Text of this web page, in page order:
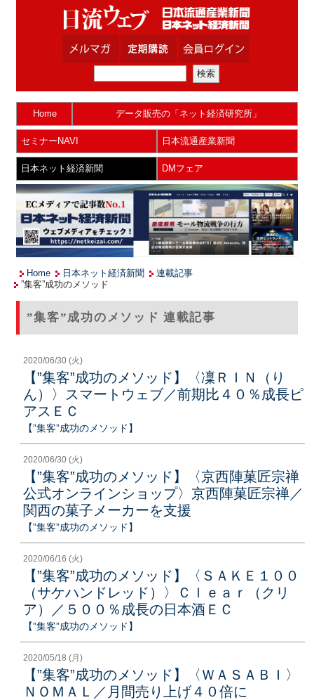
Home データ販売の「ネット経済研究所」
セミナーNAVI 日本流通産業新聞
日本ネット経済新聞 DMフェア
Home 日本ネット経済新聞
連載記事
”集客”成功のメソッド
”集客”成功のメソッド 連載記事
2020/06/30 (火)
【”集客”成功のメソッド】〈凜ＲＩＮ（り
ん）〉スマートウェブ／前期比４０％成長ピ
アスＥＣ
【”集客”成功のメソッド】
2020/06/30 (火)
【”集客”成功のメソッド】〈京西陣菓匠宗禅
公式オンラインショップ〉京西陣菓匠宗禅／
関西の菓子メーカーを支援
【”集客”成功のメソッド】
2020/06/16 (火)
【”集客”成功のメソッド】〈ＳＡＫＥ１００
（サケハンドレッド）〉Ｃｌｅａｒ（クリ
ア）／５００％成長の日本酒ＥＣ
【”集客”成功のメソッド】
2020/05/18 (月)
【”集客”成功のメソッド】〈ＷＡＳＡＢＩ〉
ＮＯＭＡＬ／月間売り上げ４０倍に